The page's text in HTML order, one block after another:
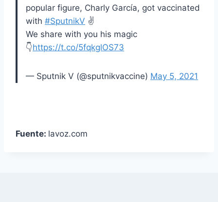
popular figure, Charly García, got vaccinated
with #SputnikV ✌️
We share with you his magic
👇https://t.co/5fqkglOS73
— Sputnik V (@sputnikvaccine) May 5, 2021
Fuente: lavoz.com